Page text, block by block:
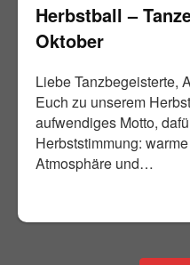
Herbstball –
Oktober
Liebe Tanzbegeisterte,
Euch zu unserem
aufwendiges Motto,
Herbststimmung:
Atmosphäre und…